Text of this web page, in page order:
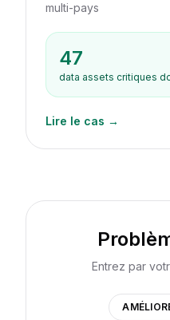
multi-pays
47
data assets critiques
Lire le cas →
Entrez par